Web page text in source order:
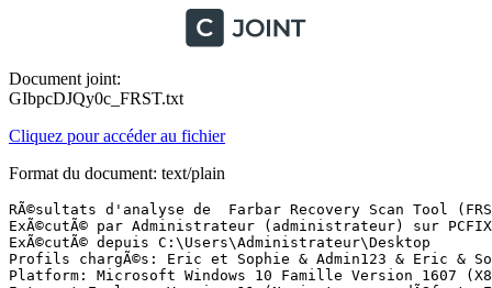
Document joint:
GIbpcDJQy0c_FRST.txt
Cliquez pour accéder au fichier
Format du document: text/plain
RÃ©sultats d'analyse de  Farbar Recovery Scan Tool (FRST) (x86) Version: 20-08-2017
ExÃ©cutÃ© par Administrateur (administrateur) sur PCFIXE (01-09-2017 16:56:17)
ExÃ©cutÃ© depuis C:\Users\Administrateur\Desktop
Profils chargÃ©s: Eric et Sophie & Admin123 & Eric & Sophie & Administrateur &  (Profils disponibles: Eric et Sophie & Admin123 & Eric & Sophie & Administrateur & DefaultAppPool)
Platform: Microsoft Windows 10 Famille Version 1607 (X86) Langue: FranÃ§ais (France)
Internet Explorer Version 11 (Navigateur par dÃ©faut: Edge)
Mode d'amorÃ§age: Normal
Tutoriel pour Farbar Recovery Scan Tool: http://www.geekstogo.com/forum/topic/335081-frst-tutorial-how-to-use-farbar-recovery-scan-tool/

==================== Processus (Avec liste blanche) =================

(Si un Ã©lÃ©ment est inclus dans le fichier fixlist.txt, le processus sera arrÃªtÃ©. Le fichier ne sera pas dÃ©placÃ©.)

(AMD) C:\Windows\System32\atiesrxx.exe
(AMD) C:\Windows\System32\atieclxx.exe
(Avira Operations GmbH & Co. KG) C:\Program Files\Avira\AntiVir Desktop\sched.exe
(Avira Operations GmbH & Co. KG) C:\Program Files\Avira\AntiVir Desktop\avguard.exe
() C:\Program Files\NVIDIA Corporation\NetworkAccessManager\bin32\nSvcAppFlt.exe
(Avira Operations GmbH & Co. KG) C:\Program Files\Avira\Launcher\Avira.ServiceHost.exe
(Malwarebytes) C:\Program Files\Malwarebytes\Anti-Malware\MBAMService.exe
() C:\Program Files\NVIDIA Corporation\NetworkAccessManager\bin32\nSvcIp.exe
(Realtek Semiconductor) C:\Program Files\Realtek\Audio\HDA\RtHDVCpl.exe
(Avira Operations GmbH & Co. KG) C:\Program Files\Avira\AntiVir Desktop\avgnt.exe
(Piriform Ltd) C:\Program Files\CCleaner\CCleaner.exe
(Avira Operations GmbH & Co. KG) C:\Program Files\Avira\Launcher\Avira.Systray.exe
(Avira Operations GmbH & Co. KG) C:\Program Files\Avira\AntiVir Desktop\avshadow.exe
(Malwarebytes) C:\Program Files\Malwarebytes\Anti-Malware\mbamtray.exe
(Advanced Micro Devices Inc.) C:\Program Files\ATI Technologies\ATI.ACE\Core-Static\MOM.exe
(ATI Technologies Inc.) C:\Program Files\ATI Technologies\ATI.ACE\Core-Static\CCC.exe
(MicrosoftÂ® WindowsÂ® Operating System) C:\Windows\System32\Taskmgr.exe
(AMD) C:\Windows\System32\atieclxx.exe
(Malwarebytes) C:\Program Files\Malwarebytes\Anti-Malware\mbamtray.exe
(Realtek Semiconductor) C:\Program Files\Realtek\Audio\HDA\RtHDVCpl.exe
(Avira Operations GmbH & Co. KG) C:\Program Files\Avira\AntiVir Desktop\avgnt.exe
(Oracle Corporation) C:\Program Files\Common Files\Java\Java Update\jusched.exe
(Avira Operations GmbH & Co. KG) C:\Program Files\Avira\Launcher\Avira.Systray.exe
() C:\Program Files\WindowsApps\Microsoft.SkypeApp_11.19.856.0_x86__kzf8qxf38zg5c\SkypeHost.exe
(Microsoft Corporation) C:\Windows\System32\dllhost.exe
(Mozilla Corporation) C:\Program Files\Mozilla Firefox\firefox.exe
(Mozilla Corporation) C:\Program Files\Mozilla Firefox\firefox.exe
(Mozilla Corporation) C:\Program Files\Mozilla Firefox\firefox.exe
(Microsoft Corporation) C:\Windows\System32\smartscreen.exe

==================== Registre (Avec liste blanche) ====================

(Si un Ã©lÃ©ment est inclus dans le fichier fixlist.txt, l'Ã©lÃ©ment de Registre sera restaurÃ© Ã  la valeur par dÃ©faut ou supprimÃ©. Le fichier ne sera pas dÃ©placÃ©.)

HKLM\...\Run: [RTHDVCPL] => C:\Program Files\Realtek\Audio\HDA\RtHDVCpl.exe [12205784 2015-03-28] (Realtek Semiconductor)
HKLM\...\Run: [avgnt] => C:\Program Files\Avira\AntiVir Desktop\avgnt.exe [919032 2017-08-09] (Avira Operations GmbH & Co. KG)
HKLM\...\Run: [JMB36X IDE Setup] => C:\Windows\RaidTool\xInsIDE.exe [43632 2015-03-28] ()
HKLM\...\Run: [Avira SystrayStartTrigger] => C:\Program Files\Avira\Launcher\Avira.SystrayStartTrigger.exe [97512 2017-08-02] (Avira Operations GmbH & Co. KG)
HKLM\...\Run: [StartCCC] => C:\Program Files\ATI Technologies\ATI.ACE\Core-Static\CLIStart.exe [642304 2013-04-24] (Advanced Micro Devices, Inc.)
HKLM\...\Run: [SunJavaUpdateSched] => C:\Program Files\Common Files\Java\Java Update\jusched.exe [587288 2017-07-21] (Oracle Corporation)
HKU\S-1-5-21-3050573959-3967027285-3135605386-1001\...\Run: [CCleaner Monitoring] => C:\Program Files\CCleaner\CCleaner.exe [7680216 2017-08-03] (Piriform Ltd)
HKU\S-1-5-21-3050573959-3967027285-3135605386-1001-{ED1FC765-E35E-4C3D-BF15-2C2B11260CE4}-09012017113859606\...\Run: [CCleaner Monitoring] => C:\Program Files\CCleaner\CCleaner.exe [7680216 2017-08-03] (Piriform Ltd)
HKU\S-1-5-21-3050573959-3967027285-3135605386-1009\...\Run: [EPLTarget\P0000000000000000] => C:\WINDOWS\system32\spool\DRIVERS\W32X86\3\E_FATILFE.EXE [260160 2014-12-03] (SEIKO EPSON CORPORATION)
HKU\S-1-5-21-3050573959-3967027285-3135605386-1009\...\RunOnce: [WAB Migrate] => C:\Program Files\Windows Mail\wab.exe [515072 2016-07-16] (Microsoft Corporation)
HKU\S-1-5-21-3050573959-3967027285-3135605386-1009\Control Panel\Desktop\\SCRNSAVE.EXE -> C:\WINDOWS\system32\scrnsave.scr [30208 2016-07-16] (Microsoft Corporation)
HKU\S-1-5-21-3050573959-3967027285-3135605386-1009-{ED1FC765-E35E-4C3D-BF15-2C2B11260CE4}-09012017113859778\...\Run: [EPLTarget\P0000000000000000] => C:\WINDOWS\system32\spool\DRIVERS\W32X86\3\E_FATILFE.EXE [260160 2014-12-03] (SEIKO EPSON CORPORATION)
HKU\S-1-5-21-3050573959-3967027285-3135605386-1009-{ED1FC765-E35E-4C3D-BF15-2C2B11260CE4}-09012017113859778\...\RunOnce: [WAB Migrate] => C:\Program Files\Windows Mail\wab.exe [515072 2016-07-16] (Microsoft Corporation)
HKU\S-1-5-21-3050573959-3967027285-3135605386-1009-{ED1FC765-E35E-4C3D-BF15-2C2B11260CE4}-09012017113859778\Control Panel\Desktop\\SCRNSAVE.EXE -> C:\WINDOWS\system32\scrnsave.scr [30208 2016-07-16] (Microsoft Corporation)
HKU\S-1-5-21-3050573959-3967027285-3135605386-1010\...\Run: [Spotify] => C:\Users\Eric & Sophie\AppData\Roaming\Spotify\Spotify.exe [15866480 2017-08-25] (Spotify Ltd)
HKU\S-1-5-21-3050573959-3967027285-3135605386-1010\...\Run: [Spotify Web Helper] => C:\Users\Eric & Sophie\AppData\Roaming\Spotify\SpotifyWebHelper.exe [1580144 2017-08-25] (Spotify Ltd)
HKU\S-1-5-21-3050573959-3967027285-3135605386-1010-{ED1FC765-E35E-4C3D-BF15-2C2B11260CE4}-09012017113859966\...\Run: [Spotify] => C:\Users\Eric & Sophie\AppData\Roaming\Spotify\Spotify.exe [15866480 2017-08-25] (Spotify Ltd)
HKU\S-1-5-21-3050573959-3967027285-3135605386-1010-{ED1FC765-E35E-4C3D-BF15-2C2B11260CE4}-09012017113859966\...\Run: [Spotify Web Helper] => C:\Users\Eric & Sophie\AppData\Roaming\Spotify\SpotifyWebHelper.exe [1580144 2017-08-25] (Spotify Ltd)
HKU\S-1-5-21-3050573959-